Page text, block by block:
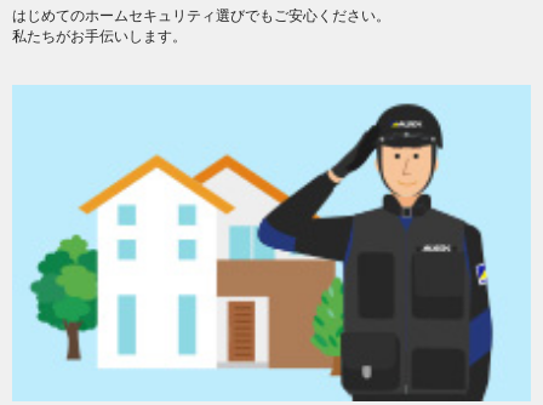
はじめてのホームセキュリティ選びでもご安心ください。
私たちがお手伝いします。